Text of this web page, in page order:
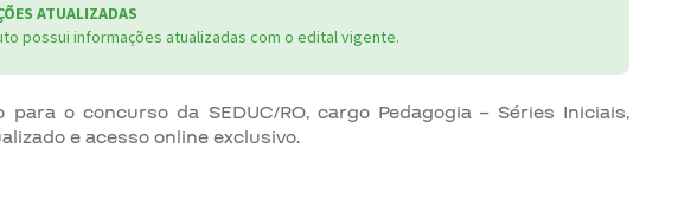
ATUALIZADAS
possui informações atualizadas com o edital vigente.
para o concurso da SEDUC/RO, cargo Pedagogia – Séries Iniciais,
e acesso online exclusivo.